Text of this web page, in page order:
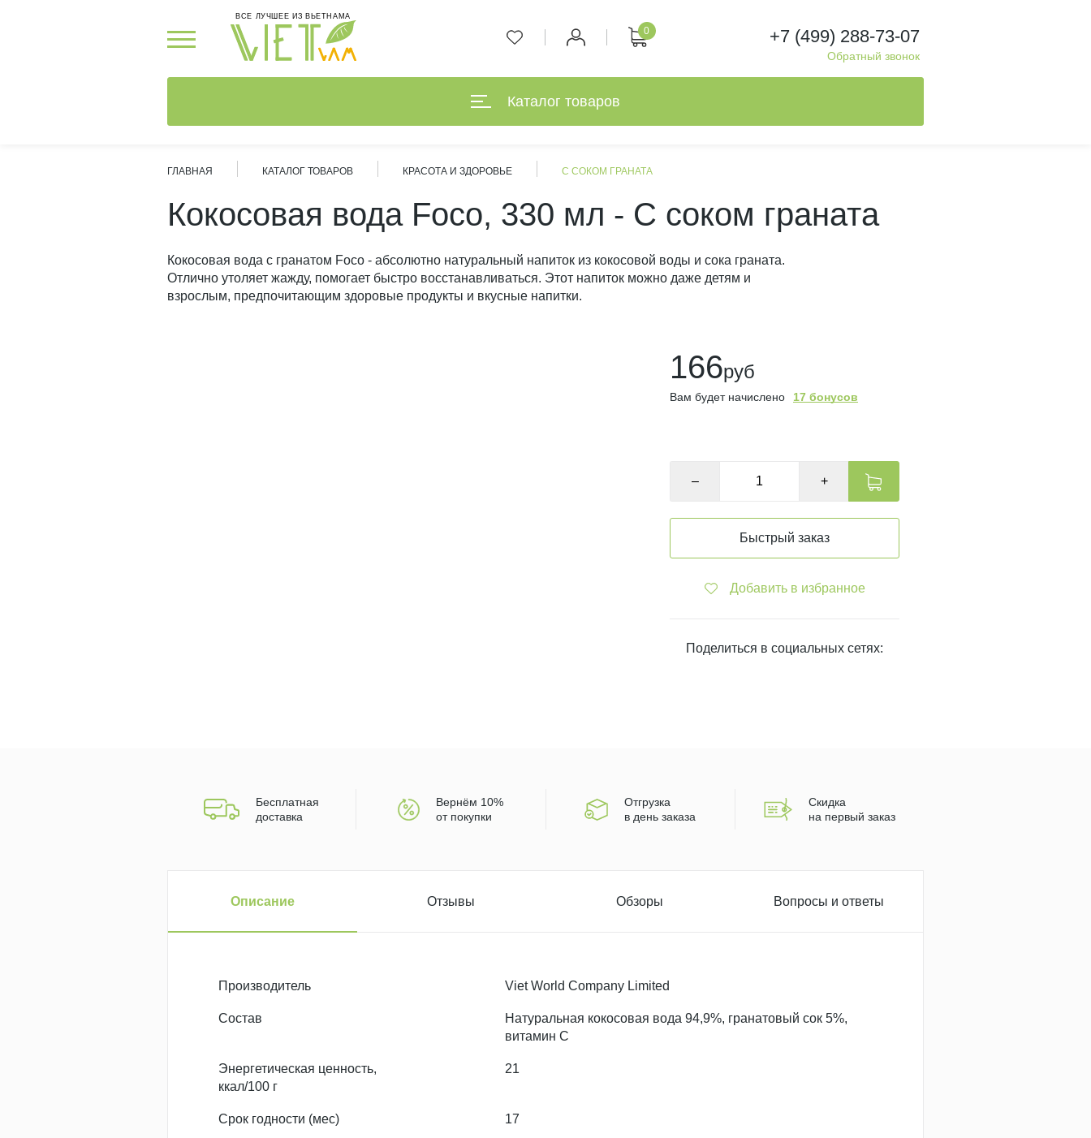
ВСЕ ЛУЧШЕЕ ИЗ ВЬЕТНАМА
0
Каталог товаров
+7 (499) 288-73-07
Обратный звонок
ГЛАВНАЯ КАТАЛОГ ТОВАРОВ КРАСОТА И ЗДОРОВЬЕ С СОКОМ ГРАНАТА
Кокосовая вода Foco, 330 мл - С соком граната
Кокосовая вода с гранатом Foco - абсолютно натуральный напиток из кокосовой воды и сока граната.
Отлично утоляет жажду, помогает быстро восстанавливаться. Этот напиток можно даже детям и
взрослым, предпочитающим здоровые продукты и вкусные напитки.
166руб
Вам будет начислено 17 бонусов
– +
Быстрый заказ
Добавить в избранное
Поделиться в социальных сетях:
Бесплатная
доставка
Вернём 10%
от покупки
Отгрузка
в день заказа
Скидка
на первый заказ
Описание Отзывы Обзоры Вопросы и ответы
Производитель Viet World Company Limited
Состав
Натуральная кокосовая вода 94,9%, гранатовый сок 5%,
витамин С
Энергетическая ценность,
ккал/100 г
21
Срок годности (мес) 17